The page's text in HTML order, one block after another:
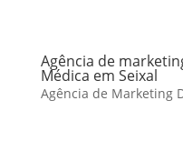
Agência de
Médica em Seixal
Agência de Marketing